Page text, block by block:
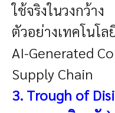
ใช้จริงในวงกว้าง
ตัวอย่างเทคโนโล
AI-Generated
Supply Chain
3. Trough of